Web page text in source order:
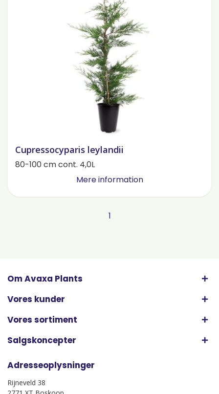
Cupressocyparis leylandii
80-100 cm cont. 4,0L
Mere information
1
Om Avaxa Plants
Vores kunder
Vores sortiment
Salgskoncepter
Adresseoplysninger
Rijneveld 38